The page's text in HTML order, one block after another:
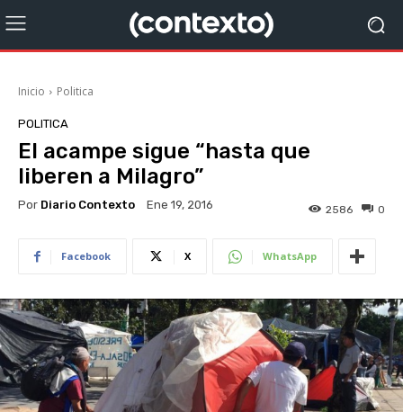
Inicio Politica
POLITICA
El acampe sigue “hasta que
liberen a Milagro”
Por Diario Contexto Ene 19, 2016 0
2586
Facebook X WhatsApp